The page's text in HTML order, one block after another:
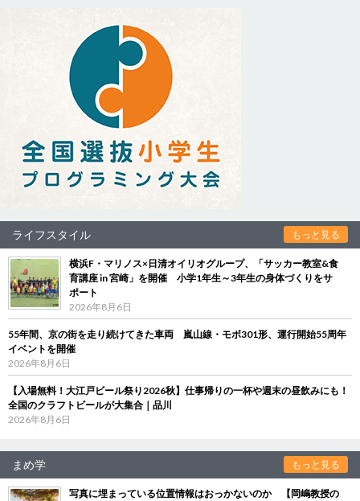
ライフスタイル もっと見る
横浜F・マリノス×日清オイリオグループ、「サッカー教室&食
育講座 in 宮崎」を開催 小学1年生～3年生の身体づくりをサ
ポート
2026年8月6日
55年間、京の街を走り続けてきた車両 嵐山線・モボ301形、運行開始55周年
イベントを開催
2026年8月6日
【入場無料！大江戸ビール祭り2026秋】仕事帰りの一杯や週末の昼飲みにも！
全国のクラフトビールが大集合｜品川
2026年8月6日
まめ学 もっと見る
写真に埋まっている位置情報はおっかないのか 【岡嶋教授の